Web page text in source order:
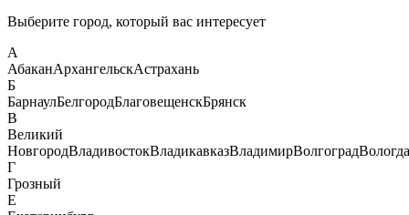
Выберите город, который вас интересует
А
АбаканАрхангельскАстрахань
Б
БарнаулБелгородБлаговещенскБрянск
В
Великий
НовгородВладивостокВладикавказВладимирВолгоградВологда
Г
Грозный
Е